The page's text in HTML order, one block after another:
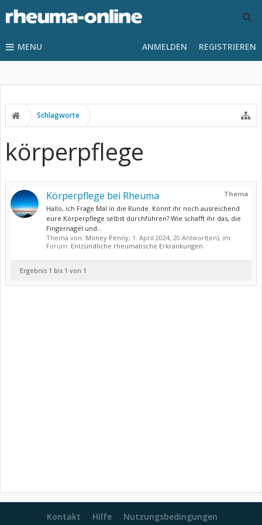
MENU ANMELDEN REGISTRIEREN
Schlagworte
körperpflege
Thema
Körperpflege bei Rheuma
Hallo, ich Frage Mal in die Runde. Könnt ihr noch ausreichend
eure Körperpflege selbst durchführen? Wie schafft ihr das, die
Fingernägel und...
Thema von: Money Penny, 1. April 2024, 20 Antwort(en), im
Forum: Entzündliche rheumatische Erkrankungen
Ergebnis 1 bis 1 von 1
Kontakt Hilfe Nutzungsbedingungen